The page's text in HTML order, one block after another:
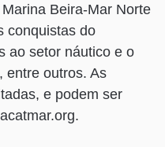
Beira-Mar Norte
conquistas do
ao setor náutico e o
entre outros. As
e podem ser